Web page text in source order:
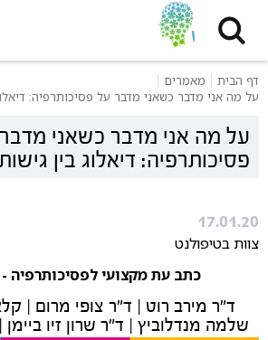
דף הבית
מאמרים
על מה אני מדבר כשאני מדבר על פסיכותרפיה:
על מה אני מדבר כשאני
פסיכותרפיה: דיאלוג בין
17.01.20
צוות בטיפולנט
כתב עת מקצועי לפסיכותרפיה -
ד"ר מירב רוט | ד"ר צופי מרום |
שלמה מנדלוביץ | ד"ר שרון זיו